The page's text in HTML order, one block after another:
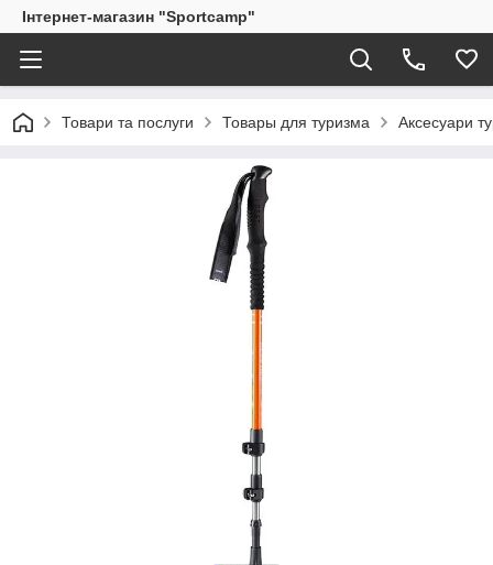
Інтернет-магазин "Sportcamp"
Товари та послуги Товары для туризма Аксесуари